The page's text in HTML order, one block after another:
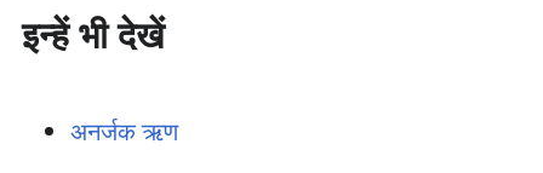
इन्हें भी देखें
अनर्जक ऋण